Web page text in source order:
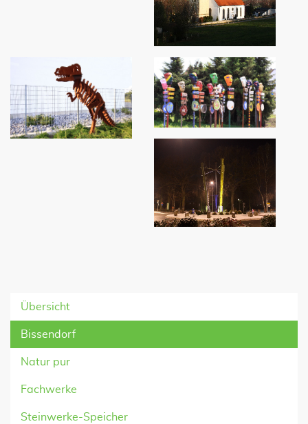
Übersicht
Bissendorf
Natur pur
Fachwerke
Steinwerke-Speicher